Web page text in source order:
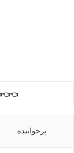
پرخواننده